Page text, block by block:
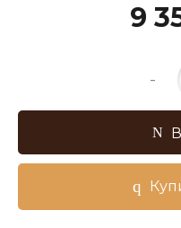
9
-